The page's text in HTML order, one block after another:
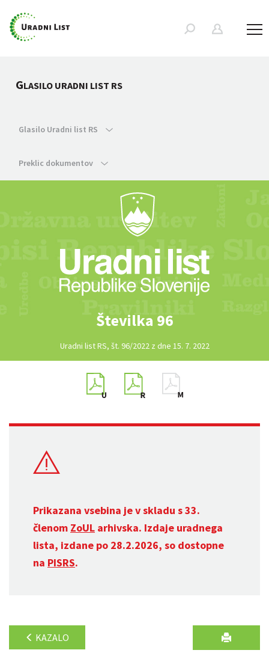
GLASILO URADNI LIST RS
Glasilo Uradni list RS
Preklic dokumentov
Številka 96
Uradni list RS, št. 96/2022 z dne 15. 7. 2022
Prikazana vsebina je v skladu s 33.
členom ZoUL arhivska. Izdaje uradnega
lista, izdane po 28.2.2026, so dostopne
na PISRS.
KAZALO